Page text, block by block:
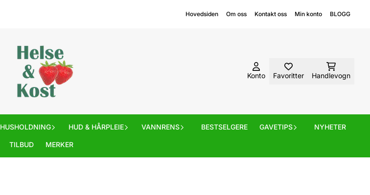
Hovedsiden Om oss Kontakt oss Min konto BLOGG
Konto Favoritter Handlevogn
HUSHOLDNING HUD & HÅRPLEIE VANNRENS BESTSELGERE GAVETIPS NYHETER
TILBUD MERKER